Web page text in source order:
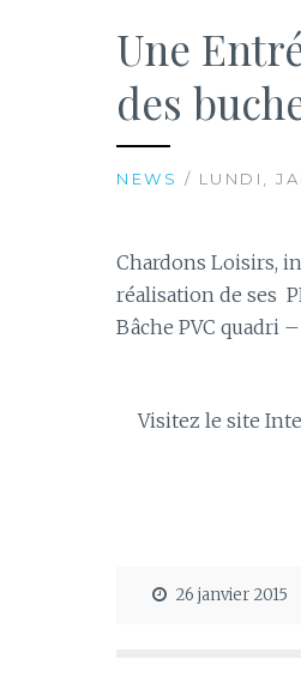
Une
des
NEWS / LUNDI,
Chardons Loisirs,
réalisation de ses
Bâche PVC quadri
Visitez le site
26 janvier 2015